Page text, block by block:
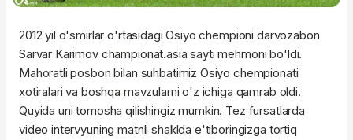
2012 yil o'smirlar o'rtasidagi Osiyo chempioni darvozabon
Sarvar Karimov championat.asia sayti mehmoni bo'ldi.
Mahoratli posbon bilan suhbatimiz Osiyo chempionati
xotiralari va boshqa mavzularni o'z ichiga qamrab oldi.
Quyida uni tomosha qilishingiz mumkin. Tez fursatlarda
video intervyuning matnli shaklda e'tiboringizga tortiq